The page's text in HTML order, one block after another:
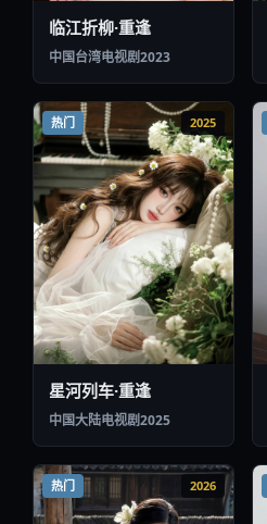
星河列车·重逢
中国大陆电视剧2025
热门 2026
边关团圆·终章